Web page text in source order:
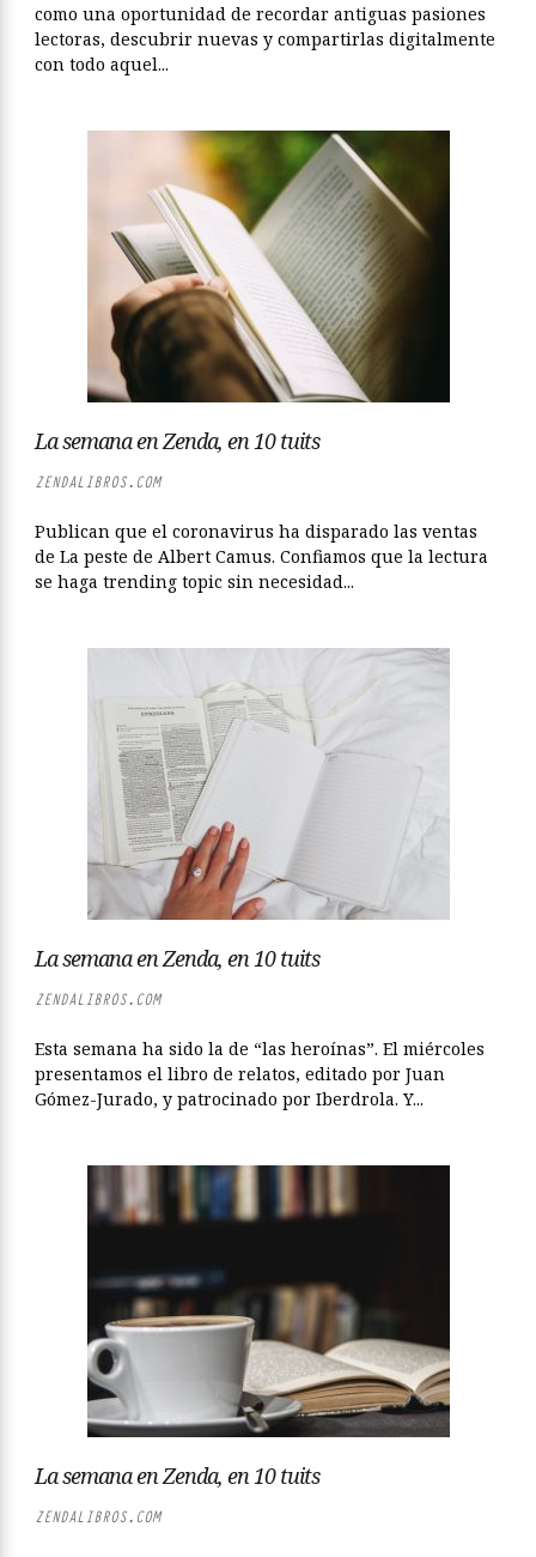
como una oportunidad de recordar antiguas pasiones
lectoras, descubrir nuevas y compartirlas digitalmente
con todo aquel...
La semana en Zenda, en 10 tuits
ZENDALIBROS.COM
Publican que el coronavirus ha disparado las ventas
de La peste de Albert Camus. Confiamos que la lectura
se haga trending topic sin necesidad...
La semana en Zenda, en 10 tuits
ZENDALIBROS.COM
Esta semana ha sido la de “las heroínas”. El miércoles
presentamos el libro de relatos, editado por Juan
Gómez-Jurado, y patrocinado por Iberdrola. Y...
La semana en Zenda, en 10 tuits
ZENDALIBROS.COM